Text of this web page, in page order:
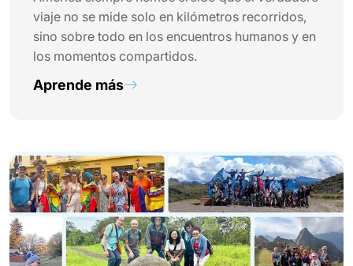
viaje no se mide solo en kilómetros recorridos,
sino sobre todo en los encuentros humanos y en
los momentos compartidos.
Aprende más